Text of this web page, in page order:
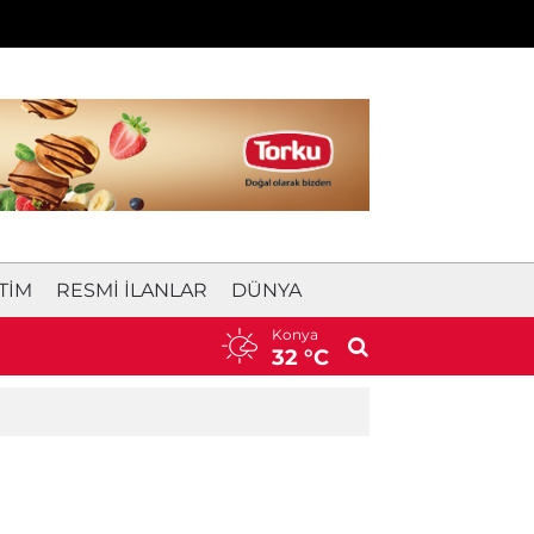
RESMI İLANLAR DÜNYA
Avukatlık bürosunda yasak aşk
Konya
32 °C